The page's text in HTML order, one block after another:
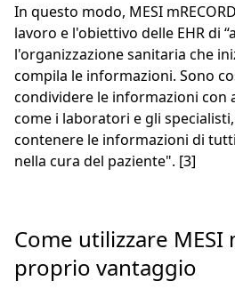
In questo modo, MESI
lavoro e l'obiettivo delle EHR di
l'organizzazione sanitaria che
compila le informazioni. Sono
condividere le informazioni con
come i laboratori e gli
contenere le informazioni di
nella cura del paziente". [3]
Come utilizzare MESI
proprio vantaggio